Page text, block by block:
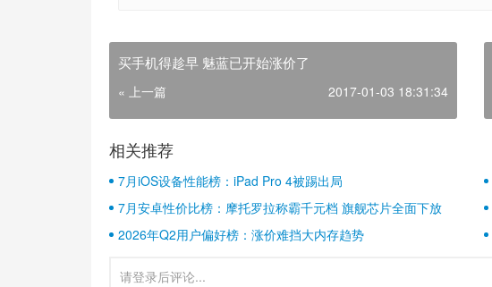
买手机得趁早 魅蓝已开始涨价了
« 上一篇 2017-01-03 18:31:34
相关推荐
7月iOS设备性能榜：iPad Pro 4被踢出局
7月安卓性价比榜：摩托罗拉称霸千元档 旗舰芯片全面下放
2026年Q2用户偏好榜：涨价难挡大内存趋势